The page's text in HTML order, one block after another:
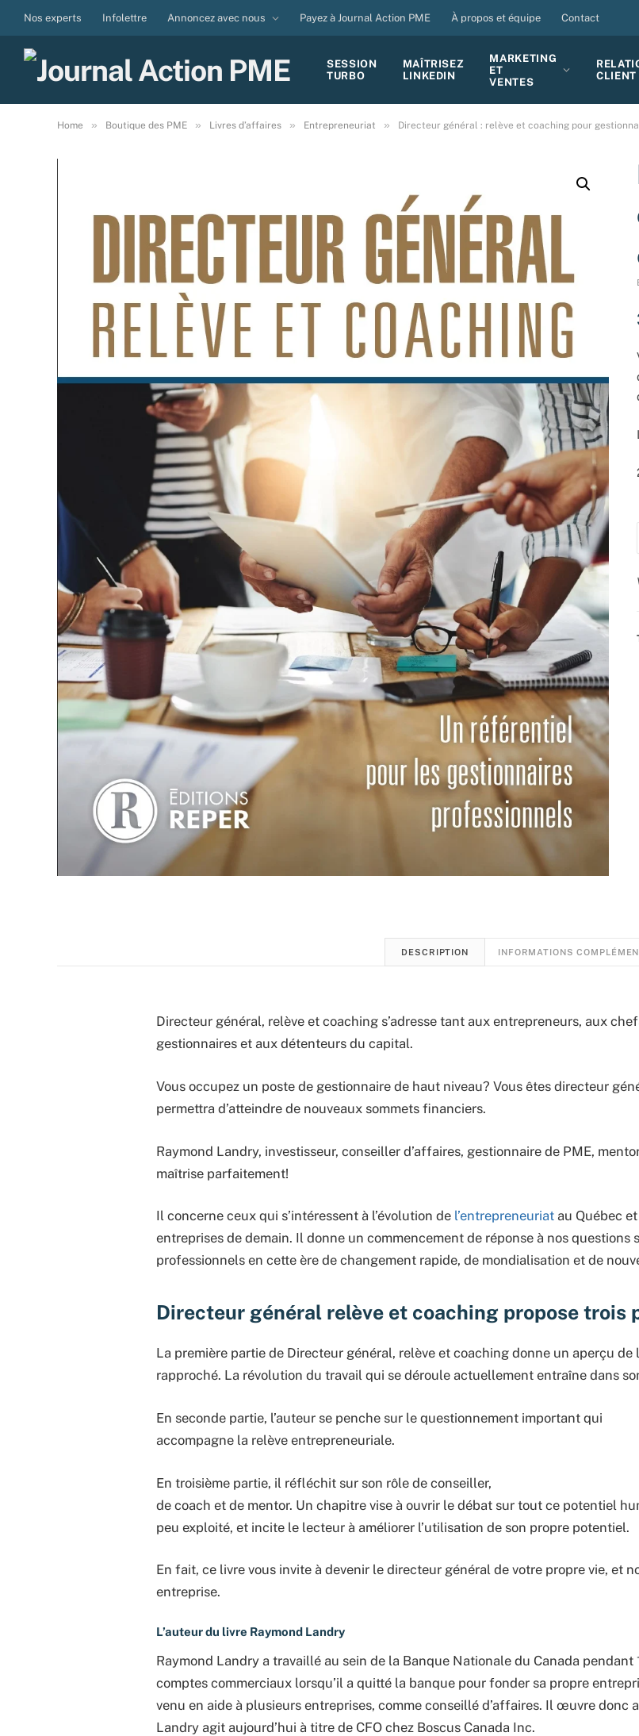
Nos experts Infolettre Annoncez avec nous Payez à Journal Action PME À propos et équipe Contact
SESSION
TURBO
MAÎTRISEZ
LINKEDIN
MARKETING
ET
VENTES
CLIENT
Home » Boutique des PME » Livres d’affaires » Entrepreneuriat » Directeur général : relève et coaching pour
DESCRIPTION INFORMATIONS
Directeur général, relève et coaching s’adresse tant aux entrepreneurs, aux
gestionnaires et aux détenteurs du capital.
Vous occupez un poste de gestionnaire de haut niveau? Vous êtes directeur
permettra d’atteindre de nouveaux sommets financiers.
Raymond Landry, investisseur, conseiller d’affaires, gestionnaire de PME,
maîtrise parfaitement!
Il concerne ceux qui s’intéressent à l’évolution de l’entrepreneuriat au Québec
entreprises de demain. Il donne un commencement de réponse à nos
professionnels en cette ère de changement rapide, de mondialisation et de
Directeur général relève et coaching propose trois
La première partie de Directeur général, relève et coaching donne un aperçu
rapproché. La révolution du travail qui se déroule actuellement entraîne dans
En seconde partie, l’auteur se penche sur le questionnement important qui
accompagne la relève entrepreneuriale.
En troisième partie, il réfléchit sur son rôle de conseiller,
de coach et de mentor. Un chapitre vise à ouvrir le débat sur tout ce potentiel
peu exploité, et incite le lecteur à améliorer l’utilisation de son propre potentiel.
En fait, ce livre vous invite à devenir le directeur général de votre propre vie, et
entreprise.
L’auteur du livre Raymond Landry
Raymond Landry a travaillé au sein de la Banque Nationale du Canada
comptes commerciaux lorsqu’il a quitté la banque pour fonder sa propre
venu en aide à plusieurs entreprises, comme conseillé d’affaires. Il œuvre donc
Landry agit aujourd’hui à titre de CFO chez Boscus Canada Inc.